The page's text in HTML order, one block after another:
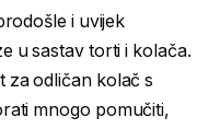
i uvijek
u sastav torti i kolača.
za odličan kolač s
mnogo pomučiti,